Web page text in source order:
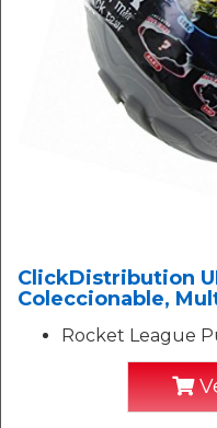
ClickDistribution
Coleccionable,
Rocket League